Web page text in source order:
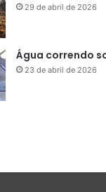
29 de abril de 2026
Água correndo
23 de abril de 2026